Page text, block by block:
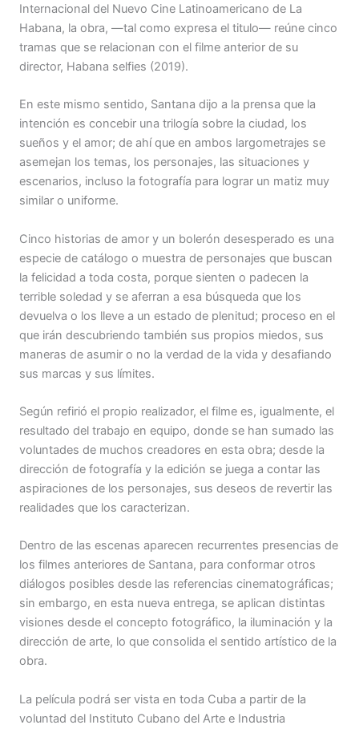
Internacional del Nuevo Cine Latinoamericano de La
Habana, la obra, —tal como expresa el titulo— reúne cinco
tramas que se relacionan con el filme anterior de su
director, Habana selfies (2019).
En este mismo sentido, Santana dijo a la prensa que la
intención es concebir una trilogía sobre la ciudad, los
sueños y el amor; de ahí que en ambos largometrajes se
asemejan los temas, los personajes, las situaciones y
escenarios, incluso la fotografía para lograr un matiz muy
similar o uniforme.
Cinco historias de amor y un bolerón desesperado es una
especie de catálogo o muestra de personajes que buscan
la felicidad a toda costa, porque sienten o padecen la
terrible soledad y se aferran a esa búsqueda que los
devuelva o los lleve a un estado de plenitud; proceso en el
que irán descubriendo también sus propios miedos, sus
maneras de asumir o no la verdad de la vida y desafiando
sus marcas y sus límites.
Según refirió el propio realizador, el filme es, igualmente, el
resultado del trabajo en equipo, donde se han sumado las
voluntades de muchos creadores en esta obra; desde la
dirección de fotografía y la edición se juega a contar las
aspiraciones de los personajes, sus deseos de revertir las
realidades que los caracterizan.
Dentro de las escenas aparecen recurrentes presencias de
los filmes anteriores de Santana, para conformar otros
diálogos posibles desde las referencias cinematográficas;
sin embargo, en esta nueva entrega, se aplican distintas
visiones desde el concepto fotográfico, la iluminación y la
dirección de arte, lo que consolida el sentido artístico de la
obra.
La película podrá ser vista en toda Cuba a partir de la
voluntad del Instituto Cubano del Arte e Industria